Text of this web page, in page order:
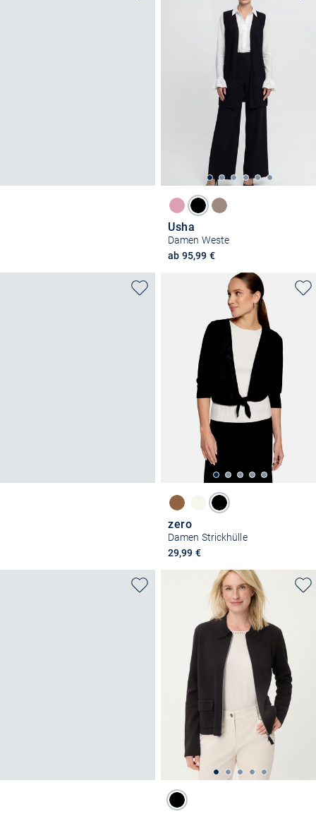
Usha
Damen Weste
ab 95,99 €
zero
Damen Strickhülle
29,99 €